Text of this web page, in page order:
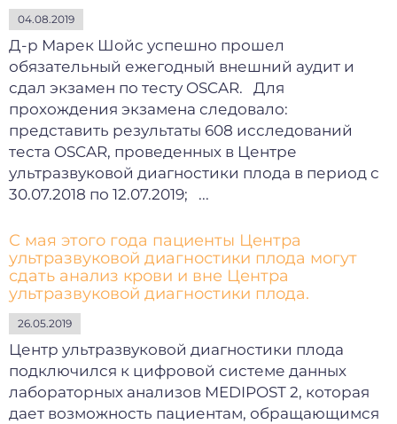
04.08.2019
Д-р Марек Шойс успешно прошел
обязательный ежегодный внешний аудит и
сдал экзамен по тесту OSCAR. Для
прохождения экзамена следовало:
представить результаты 608 исследований
теста OSCAR, проведенных в Центре
ультразвуковой диагностики плода в период с
30.07.2018 по 12.07.2019; ...
С мая этого года пациенты Центра
ультразвуковой диагностики плода могут
сдать анализ крови и вне Центра
ультразвуковой диагностики плода.
26.05.2019
Центр ультразвуковой диагностики плода
подключился к цифровой системе данных
лабораторных анализов MEDIPOST 2, которая
дает возможность пациентам, обращающимся